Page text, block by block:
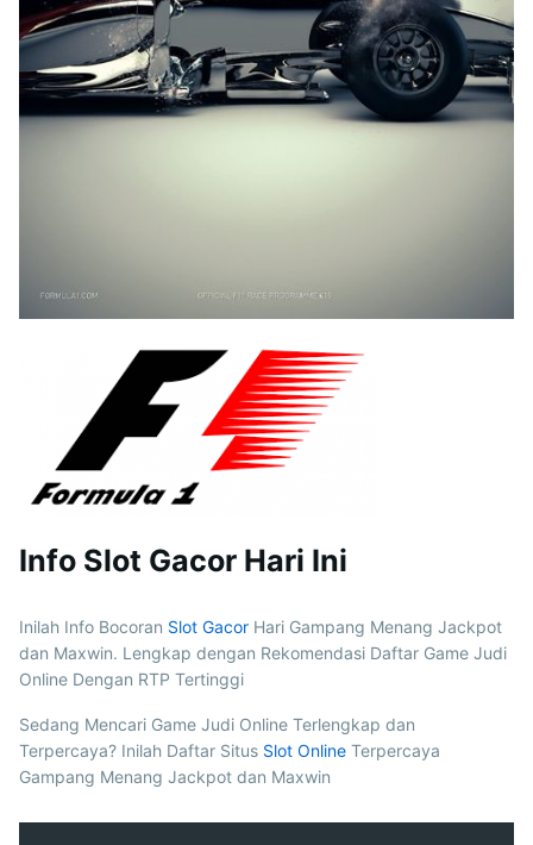
Info Slot Gacor Hari Ini
Inilah Info Bocoran Slot Gacor Hari Gampang Menang Jackpot
dan Maxwin. Lengkap dengan Rekomendasi Daftar Game Judi
Online Dengan RTP Tertinggi
Sedang Mencari Game Judi Online Terlengkap dan
Terpercaya? Inilah Daftar Situs Slot Online Terpercaya
Gampang Menang Jackpot dan Maxwin